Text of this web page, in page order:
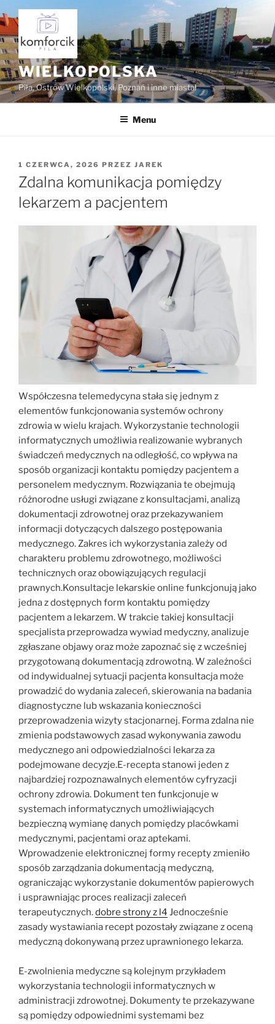
Przejdź
do
treści
WIELKOPOLSKA
Piła, Ostrów Wielkopolski, Poznań i inne miasta!
Menu
OPUBLIKOWANE
W
1 CZERWCA, 2026 PRZEZ JAREK
Zdalna komunikacja pomiędzy
lekarzem a pacjentem
Współczesna telemedycyna stała się jednym z
elementów funkcjonowania systemów ochrony
zdrowia w wielu krajach. Wykorzystanie technologii
informatycznych umożliwia realizowanie wybranych
świadczeń medycznych na odległość, co wpływa na
sposób organizacji kontaktu pomiędzy pacjentem a
personelem medycznym. Rozwiązania te obejmują
różnorodne usługi związane z konsultacjami, analizą
dokumentacji zdrowotnej oraz przekazywaniem
informacji dotyczących dalszego postępowania
medycznego. Zakres ich wykorzystania zależy od
charakteru problemu zdrowotnego, możliwości
technicznych oraz obowiązujących regulacji
prawnych.Konsultacje lekarskie online funkcjonują jako
jedna z dostępnych form kontaktu pomiędzy
pacjentem a lekarzem. W trakcie takiej konsultacji
specjalista przeprowadza wywiad medyczny, analizuje
zgłaszane objawy oraz może zapoznać się z wcześniej
przygotowaną dokumentacją zdrowotną. W zależności
od indywidualnej sytuacji pacjenta konsultacja może
prowadzić do wydania zaleceń, skierowania na badania
diagnostyczne lub wskazania konieczności
przeprowadzenia wizyty stacjonarnej. Forma zdalna nie
zmienia podstawowych zasad wykonywania zawodu
medycznego ani odpowiedzialności lekarza za
podejmowane decyzje.E-recepta stanowi jeden z
najbardziej rozpoznawalnych elementów cyfryzacji
ochrony zdrowia. Dokument ten funkcjonuje w
systemach informatycznych umożliwiających
bezpieczną wymianę danych pomiędzy placówkami
medycznymi, pacjentami oraz aptekami.
Wprowadzenie elektronicznej formy recepty zmieniło
sposób zarządzania dokumentacją medyczną,
ograniczając wykorzystanie dokumentów papierowych
i usprawniając proces realizacji zaleceń
terapeutycznych.dobre strony z l4 Jednocześnie
zasady wystawiania recept pozostały związane z oceną
medyczną dokonywaną przez uprawnionego lekarza.
E-zwolnienia medyczne są kolejnym przykładem
wykorzystania technologii informatycznych w
administracji zdrowotnej. Dokumenty te przekazywane
są pomiędzy odpowiednimi systemami bez